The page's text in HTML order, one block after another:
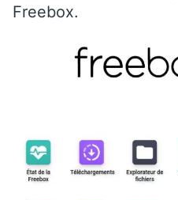
Freebox.